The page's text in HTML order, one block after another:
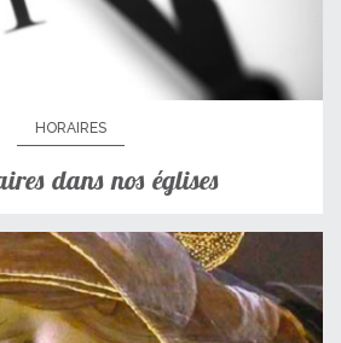
HORAIRES
dans nos églises